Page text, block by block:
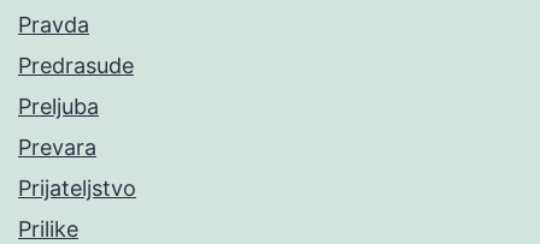
Pravda
Predrasude
Preljuba
Prevara
Prijateljstvo
Prilike